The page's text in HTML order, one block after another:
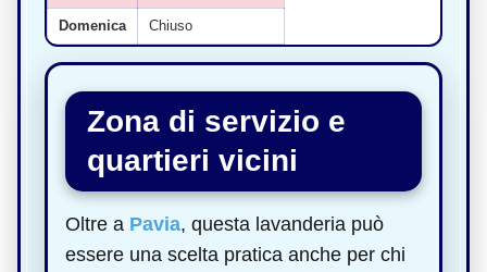
Domenica Chiuso
Zona di servizio e
quartieri vicini
Oltre a Pavia, questa lavanderia può
essere una scelta pratica anche per chi